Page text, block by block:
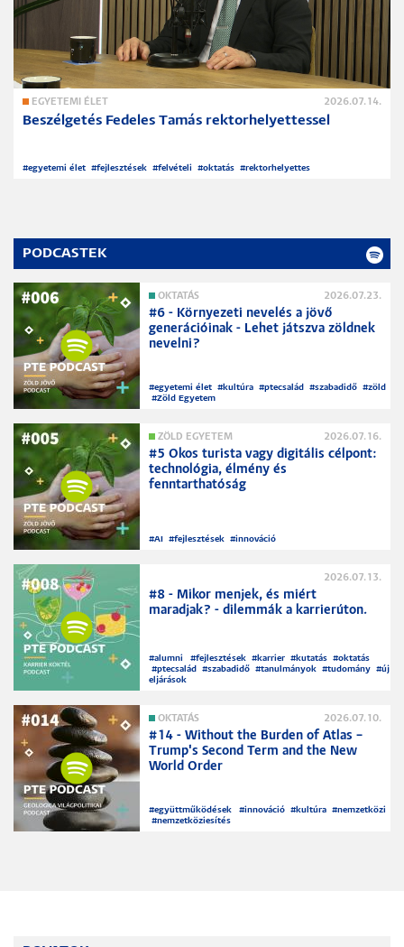
EGYETEMI ÉLET 2026.07.14.
Beszélgetés Fedeles Tamás rektorhelyettessel
#egyetemi élet #fejlesztések #felvételi #oktatás #rektorhelyettes
PODCASTEK
OKTATÁS 2026.07.23.
#6 - Környezeti nevelés a jövő
generációinak - Lehet játszva zöldnek
nevelni?
#egyetemi élet # kultúra #ptecsalád #szabadidő #zöld
#Zöld Egyetem
ZÖLD EGYETEM 2026.07.16.
#5 Okos turista vagy digitális célpont:
technológia, élmény és
fenntarthatóság
#AI #fejlesztések #innováció
2026.07.13.
#8 - Mikor menjek, és miért
maradjak? - dilemmák a karrierúton.
#alumni #fejlesztések # karrier # kutatás #oktatás
#ptecsalád #szabadidő #tanulmányok #tudomány #új
eljárások
OKTATÁS 2026.07.10.
#14 - Without the Burden of Atlas –
Trump's Second Term and the New
World Order
#együttműködések #innováció # kultúra #nemzetközi
#nemzetköziesítés